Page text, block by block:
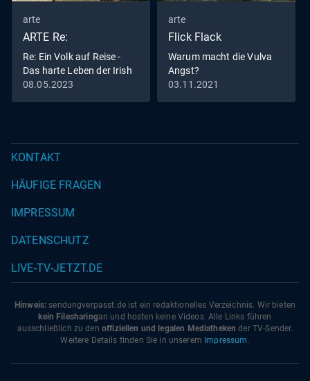
arte
ARTE Re:
Re: Ein Volk auf Reise -
Das harte Leben der Irish
Traveller
08.05.2023
arte
Flick Flack
Warum macht die Vulva
Angst?
03.11.2021
KONTAKT
HÄUFIGE FRAGEN
IMPRESSUM
DATENSCHUTZ
LIVE-TV-JETZT.DE
Hinweis: sendungverpasst.de ist ein redaktionelles Verzeichnis. Wir bieten
kein Filesharingan und hosten keine Videos. Alle Links führen
ausschließlich zu den offiziellen und legalen Mediatheken der TV-Sender.
Weitere Details finden Sie in unserem Impressum.